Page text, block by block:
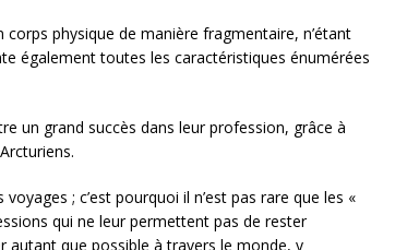
corps physique de manière fragmentaire, n’étant
également toutes les caractéristiques énumérées
un grand succès dans leur profession, grâce à
; c’est pourquoi il n’est pas rare que les «
qui ne leur permettent pas de rester
autant que possible à travers le monde, y